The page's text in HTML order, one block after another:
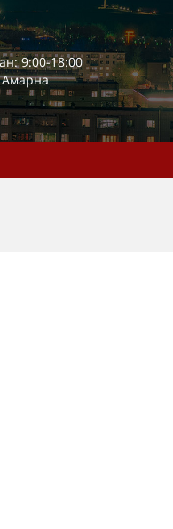
9:00-18:00